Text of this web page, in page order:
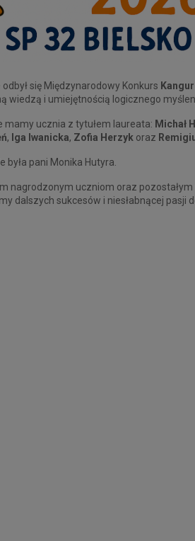
się Międzynarodowy Konkurs
wiedzą i umiejętnością logicznego
mamy ucznia z tytułem laureata: Michał
, Iga Iwanicka, Zofia Herzyk oraz
pani Monika Hutyra.
nagrodzonym uczniom oraz
dalszych sukcesów i niesłabnącej pasji